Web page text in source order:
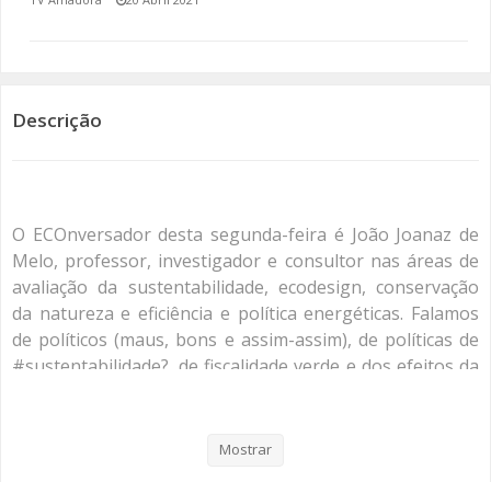
(RE) PENSAMENTOS
ECOMOVE-TE
HISTÓRIAS DE ABRIL
Descrição
O ECOnversador desta segunda-feira é João Joanaz de
Melo, professor, investigador e consultor nas áreas de
avaliação da sustentabilidade, ecodesign, conservação
da natureza e eficiência e política energéticas. Falamos
de políticos (maus, bons e assim-assim), de políticas de
#sustentabilidade?, de fiscalidade verde e dos efeitos da
Mostrar